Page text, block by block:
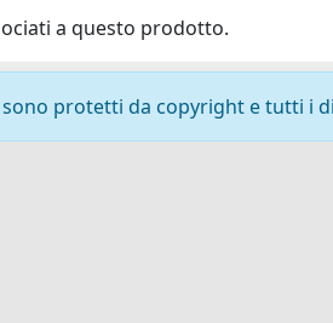
a questo prodotto.
protetti da copyright e tutti i